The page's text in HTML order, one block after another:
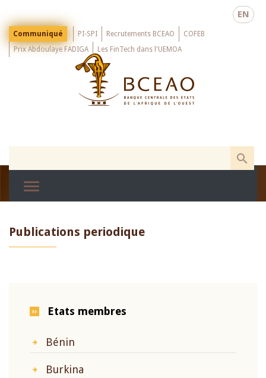
main
EN
Menu
Top
Communiqué PI-SPI Recrutements BCEAO
COFEB
Prix Abdoulaye FADIGA
Les FinTech dans l'UEMOA
Publications periodique
Etats membres
Bénin
Burkina